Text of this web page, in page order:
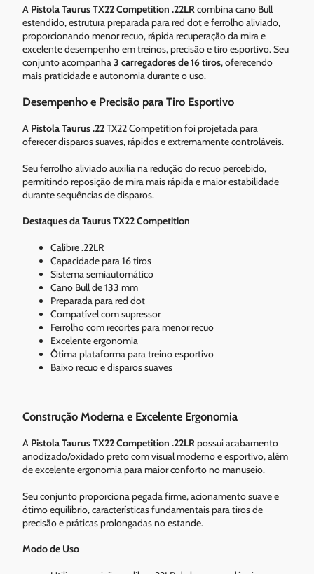
A Pistola Taurus TX22 Competition .22LRcombina cano Bull
estendido, estrutura preparada para red dot e ferrolho aliviado,
proporcionando menor recuo, rápida recuperação da mira e
excelente desempenho em treinos, precisão e tiro esportivo. Seu
conjunto acompanha3 carregadores de 16 tiros, oferecendo
mais praticidade e autonomia durante o uso.
Desempenho e Precisão para Tiro Esportivo
A Pistola Taurus .22TX22 Competition foi projetada para
oferecer disparos suaves, rápidos e extremamente controláveis.
Seu ferrolho aliviado auxilia na redução do recuo percebido,
permitindo reposição de mira mais rápida e maior estabilidade
durante sequências de disparos.
Destaques da Taurus TX22 Competition
Calibre .22LR
Capacidade para 16 tiros
Sistema semiautomático
Cano Bull de 133 mm
Preparada para red dot
Compatível com supressor
Ferrolho com recortes para menor recuo
Excelente ergonomia
Ótima plataforma para treino esportivo
Baixo recuo e disparos suaves
Construção Moderna e Excelente Ergonomia
A Pistola Taurus TX22 Competition .22LR possui acabamento
anodizado/oxidado preto com visual moderno e esportivo, além
de excelente ergonomia para maior conforto no manuseio.
Seu conjunto proporciona pegada firme, acionamento suave e
ótimo equilíbrio, características fundamentais para tiros de
precisão e práticas prolongadas no estande.
Modo de Uso